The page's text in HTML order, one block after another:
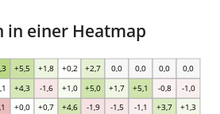
in einer Heatmap
+0,0 +0,7 +4,6 -1,9 -1,5 -1,1 +3,7 +1,3
+4,3 -1,6 +1,0 +5,0 +1,7 +5,1 -0,8 -1,0
+5,5 +1,8 +0,2 +2,7 0,0 0,0 0,0 0,0